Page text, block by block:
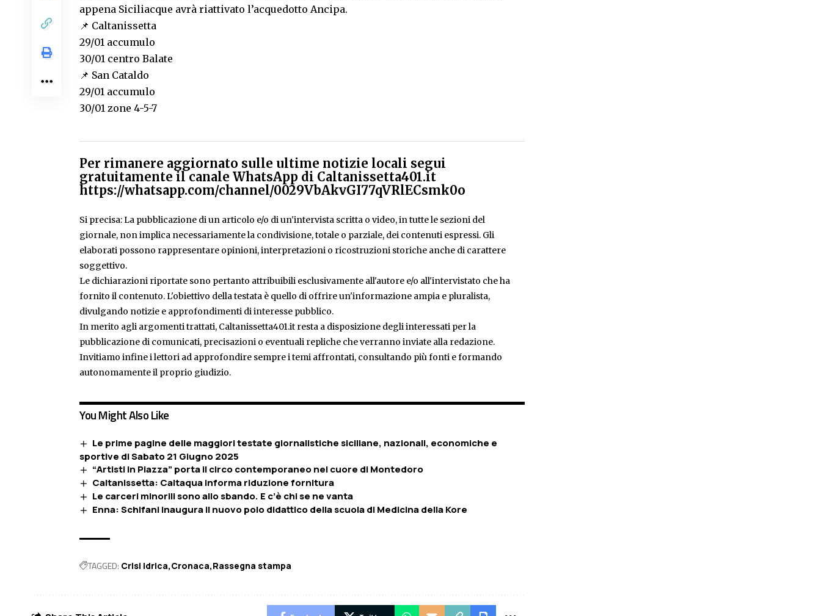
appena Siciliacque avrà riattivato l’acquedotto Ancipa.
📌 Caltanissetta
29/01 accumulo
30/01 centro Balate
📌 San Cataldo
29/01 accumulo
30/01 zone 4-5-7
Per rimanere aggiornato sulle ultime notizie locali segui
gratuitamente il canale WhatsApp di Caltanissetta401.it
https://whatsapp.com/channel/0029VbAkvGI77qVRlECsmk0o
Si precisa: La pubblicazione di un articolo e/o di un'intervista scritta o video, in tutte le sezioni del
giornale, non implica necessariamente la condivisione, totale o parziale, dei contenuti espressi. Gli
elaborati possono rappresentare opinioni, interpretazioni o ricostruzioni storiche anche di carattere
soggettivo.
Le dichiarazioni riportate sono pertanto attribuibili esclusivamente all'autore e/o all'intervistato che ha
fornito il contenuto. L'obiettivo della testata è quello di offrire un'informazione ampia e pluralista,
divulgando notizie e approfondimenti di interesse pubblico.
In merito agli argomenti trattati, Caltanissetta401.it resta a disposizione degli interessati per la
pubblicazione di comunicati, precisazioni o eventuali repliche che verranno inviate alla redazione.
Invitiamo infine i lettori ad approfondire sempre i temi affrontati, consultando più fonti e formando
autonomamente il proprio giudizio.
You Might Also Like
Le prime pagine delle maggiori testate giornalistiche siciliane, nazionali, economiche e
sportive di Sabato 21 Giugno 2025
“Artisti in Piazza” porta il circo contemporaneo nel cuore di Montedoro
Caltanissetta: Caltaqua informa riduzione fornitura
Le carceri minorili sono allo sbando. E c’è chi se ne vanta
Enna: Schifani inaugura il nuovo polo didattico della scuola di Medicina della Kore
TAGGED: Crisi idrica Cronaca Rassegna stampa